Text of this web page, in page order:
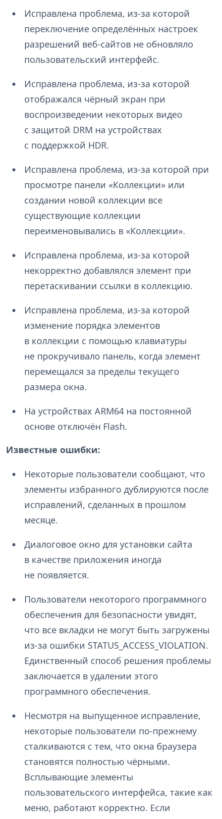
Исправлена проблема, из-за которой
переключение определённых настроек
разрешений веб-сайтов не обновляло
пользовательский интерфейс.
Исправлена проблема, из-за которой
отображался чёрный экран при
воспроизведении некоторых видео
с защитой DRM на устройствах
с поддержкой HDR.
Исправлена проблема, из-за которой при
просмотре панели «Коллекции» или
создании новой коллекции все
существующие коллекции
переименовывались в «Коллекции».
Исправлена проблема, из-за которой
некорректно добавлялся элемент при
перетаскивании ссылки в коллекцию.
Исправлена проблема, из-за которой
изменение порядка элементов
в коллекции с помощью клавиатуры
не прокручивало панель, когда элемент
перемещался за пределы текущего
размера окна.
На устройствах ARM64 на постоянной
основе отключён Flash.
Известные ошибки:
Некоторые пользователи сообщают, что
элементы избранного дублируются после
исправлений, сделанных в прошлом
месяце.
Диалоговое окно для установки сайта
в качестве приложения иногда
не появляется.
Пользователи некоторого программного
обеспечения для безопасности увидят,
что все вкладки не могут быть загружены
из-за ошибки STATUS_ACCESS_VIOLATION.
Единственный способ решения проблемы
заключается в удалении этого
программного обеспечения.
Несмотря на выпущенное исправление,
некоторые пользователи по-прежнему
сталкиваются с тем, что окна браузера
становятся полностью чёрными.
Всплывающие элементы
пользовательского интерфейса, такие как
меню, работают корректно. Если